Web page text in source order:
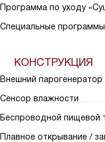
Программа по уходу
Специальные программы
КОНСТРУКЦИЯ
Внешний парогенератор
Сенсор влажности
Беспроводной пищевой
Плавное открывание /